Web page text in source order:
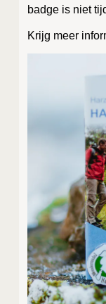
bad­ge is niet
Krijg meer